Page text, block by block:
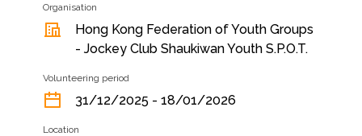
Organisation
Hong Kong Federation of Youth Groups
- Jockey Club Shaukiwan Youth S.P.O.T.
Volunteering period
31/12/2025 - 18/01/2026
Location